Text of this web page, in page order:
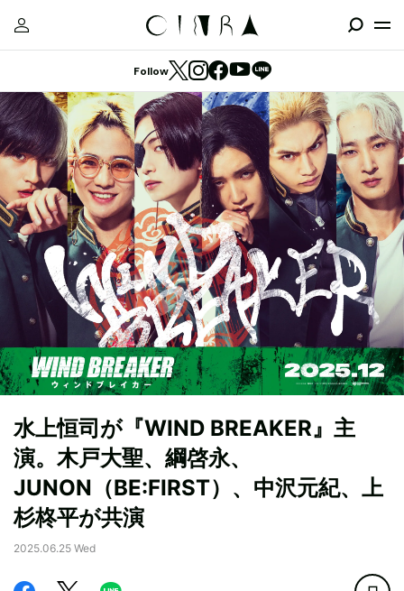
Follow
水上恒司が『WIND BREAKER』主
演。木戸大聖、綱啓永、
JUNON（BE:FIRST）、中沢元紀、上
杉柊平が共演
2025.06.25 Wed